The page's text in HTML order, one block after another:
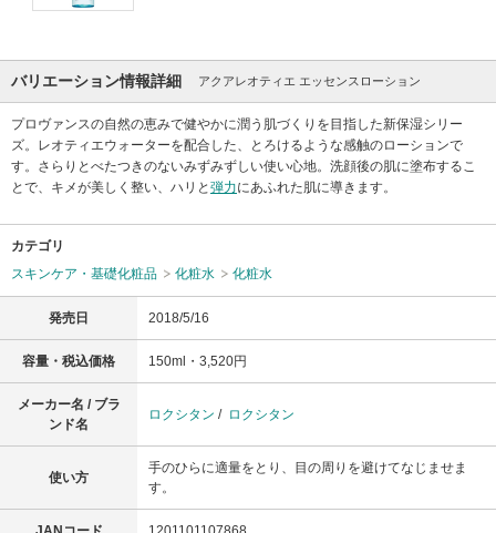
バリエーション情報詳細 アクアレオティエ エッセンスローション
プロヴァンスの自然の恵みで健やかに潤う肌づくりを目指した新保湿シリー
ズ。レオティエウォーターを配合した、とろけるような感触のローションで
す。さらりとべたつきのないみずみずしい使い心地。洗顔後の肌に塗布するこ
とで、キメが美しく整い、ハリと 弾力にあふれた肌に導きます。
カテゴリ
スキンケア・基礎化粧品
化粧水 化粧水
発売日 2018/5/16
容量・税込価格 150ml・3,520円
メーカー名 / ブラ
ンド名
ロクシタン / ロクシタン
使い方
手のひらに適量をとり、目の周りを避けてなじませま
す。